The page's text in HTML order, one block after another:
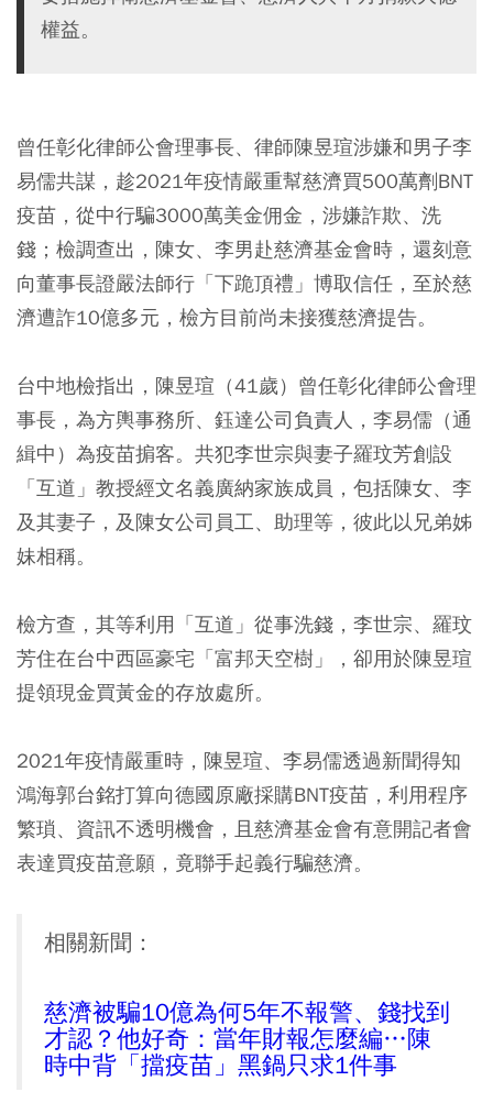
權益。
曾任彰化律師公會理事長、律師陳昱瑄涉嫌和男子李
易儒共謀，趁2021年疫情嚴重幫慈濟買500萬劑BNT
疫苗，從中行騙3000萬美金佣金，涉嫌詐欺、洗
錢；檢調查出，陳女、李男赴慈濟基金會時，還刻意
向董事長證嚴法師行「下跪頂禮」博取信任，至於慈
濟遭詐10億多元，檢方目前尚未接獲慈濟提告。
台中地檢指出，陳昱瑄（41歲）曾任彰化律師公會理
事長，為方輿事務所、鈺達公司負責人，李易儒（通
緝中）為疫苗掮客。共犯李世宗與妻子羅玟芳創設
「互道」教授經文名義廣納家族成員，包括陳女、李
及其妻子，及陳女公司員工、助理等，彼此以兄弟姊
妹相稱。
檢方查，其等利用「互道」從事洗錢，李世宗、羅玟
芳住在台中西區豪宅「富邦天空樹」，卻用於陳昱瑄
提領現金買黃金的存放處所。
2021年疫情嚴重時，陳昱瑄、李易儒透過新聞得知
鴻海郭台銘打算向德國原廠採購BNT疫苗，利用程序
繁瑣、資訊不透明機會，且慈濟基金會有意開記者會
表達買疫苗意願，竟聯手起義行騙慈濟。
相關新聞：
慈濟被騙10億為何5年不報警、錢找到
才認？他好奇：當年財報怎麼編…陳
時中背「擋疫苗」黑鍋只求1件事